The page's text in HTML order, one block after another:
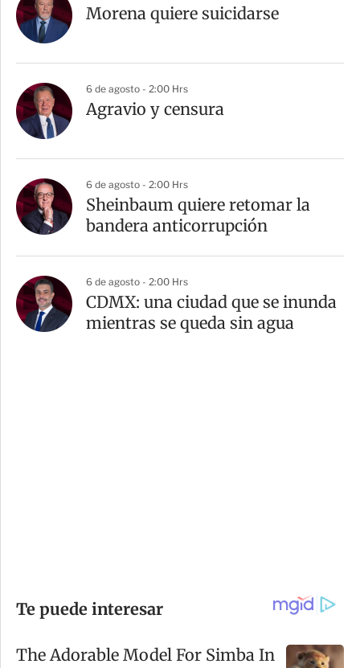
Morena quiere suicidarse
6 de agosto - 2:00 Hrs
Agravio y censura
6 de agosto - 2:00 Hrs
Sheinbaum quiere retomar la
bandera anticorrupción
6 de agosto - 2:00 Hrs
CDMX: una ciudad que se inunda
mientras se queda sin agua